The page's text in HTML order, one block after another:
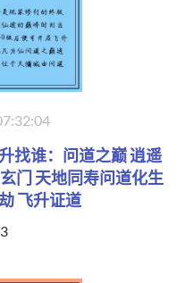
找谁：问道之巅 逍遥
门 天地同寿问道化生
飞升证道